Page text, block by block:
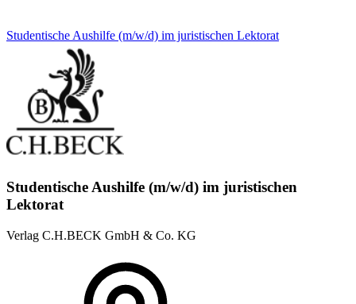
Studentische Aushilfe (m/w/d) im juristischen Lektorat
Studentische Aushilfe (m/w/d) im juristischen
Lektorat
Verlag C.H.BECK GmbH & Co. KG